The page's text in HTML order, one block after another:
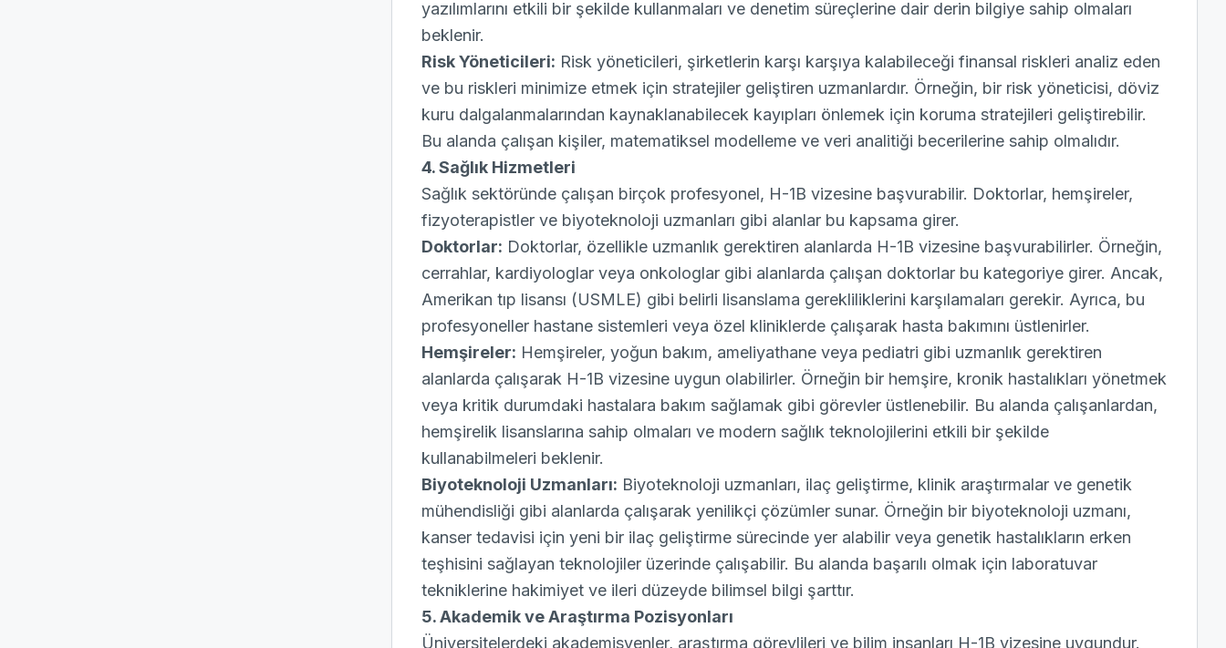
yazılımlarını etkili bir şekilde kullanmaları ve denetim süreçlerine dair derin bilgiye sahip olmaları
beklenir.
Risk Yöneticileri: Risk yöneticileri, şirketlerin karşı karşıya kalabileceği finansal riskleri analiz eden
ve bu riskleri minimize etmek için stratejiler geliştiren uzmanlardır. Örneğin, bir risk yöneticisi, döviz
kuru dalgalanmalarından kaynaklanabilecek kayıpları önlemek için koruma stratejileri geliştirebilir.
Bu alanda çalışan kişiler, matematiksel modelleme ve veri analitiği becerilerine sahip olmalıdır.
4. Sağlık Hizmetleri
Sağlık sektöründe çalışan birçok profesyonel, H-1B vizesine başvurabilir. Doktorlar, hemşireler,
fizyoterapistler ve biyoteknoloji uzmanları gibi alanlar bu kapsama girer.
Doktorlar: Doktorlar, özellikle uzmanlık gerektiren alanlarda H-1B vizesine başvurabilirler. Örneğin,
cerrahlar, kardiyologlar veya onkologlar gibi alanlarda çalışan doktorlar bu kategoriye girer. Ancak,
Amerikan tıp lisansı (USMLE) gibi belirli lisanslama gerekliliklerini karşılamaları gerekir. Ayrıca, bu
profesyoneller hastane sistemleri veya özel kliniklerde çalışarak hasta bakımını üstlenirler.
Hemşireler: Hemşireler, yoğun bakım, ameliyathane veya pediatri gibi uzmanlık gerektiren
alanlarda çalışarak H-1B vizesine uygun olabilirler. Örneğin bir hemşire, kronik hastalıkları yönetmek
veya kritik durumdaki hastalara bakım sağlamak gibi görevler üstlenebilir. Bu alanda çalışanlardan,
hemşirelik lisanslarına sahip olmaları ve modern sağlık teknolojilerini etkili bir şekilde
kullanabilmeleri beklenir.
Biyoteknoloji Uzmanları: Biyoteknoloji uzmanları, ilaç geliştirme, klinik araştırmalar ve genetik
mühendisliği gibi alanlarda çalışarak yenilikçi çözümler sunar. Örneğin bir biyoteknoloji uzmanı,
kanser tedavisi için yeni bir ilaç geliştirme sürecinde yer alabilir veya genetik hastalıkların erken
teşhisini sağlayan teknolojiler üzerinde çalışabilir. Bu alanda başarılı olmak için laboratuvar
tekniklerine hakimiyet ve ileri düzeyde bilimsel bilgi şarttır.
5. Akademik ve Araştırma Pozisyonları
Üniversitelerdeki akademisyenler, araştırma görevlileri ve bilim insanları H-1B vizesine uygundur.